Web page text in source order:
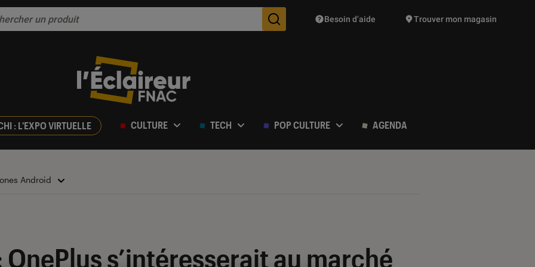
Des suggestions de produits vont vous être proposées
Besoin d’aide Trouver mon magasin
: L'EXPO VIRTUELLE CULTURE TECH POP CULTURE AGENDA
Android
OnePlus s’intéresserait au marché